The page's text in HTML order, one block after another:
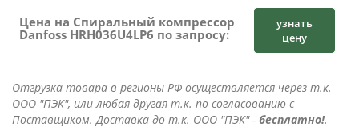
Цена на Спиральный компрессор
Danfoss HRH036U4LP6 по запросу:
узнать
цену
Отгрузка товара в регионы РФ осуществляется через т.к.
ООО "ПЭК", или любая другая т.к. по согласованию с
Поставщиком. Доставка до т.к. ООО "ПЭК" - бесплатно!.